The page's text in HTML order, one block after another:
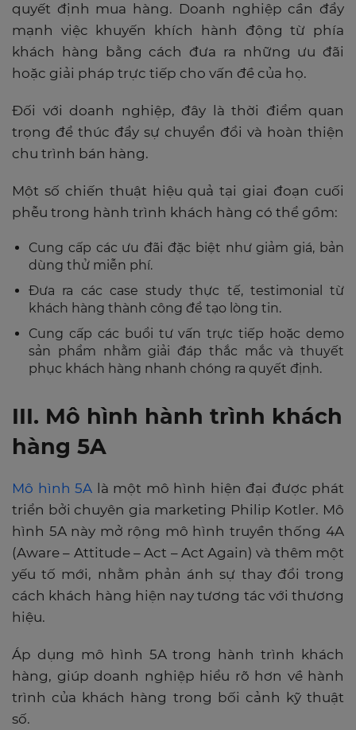
quyết định mua hàng. Doanh nghiệp cần đẩy
mạnh việc khuyến khích hành động từ phía
khách hàng bằng cách đưa ra những ưu đãi
hoặc giải pháp trực tiếp cho vấn đề của họ.
Đối với doanh nghiệp, đây là thời điểm quan
trọng để thúc đẩy sự chuyển đổi và hoàn thiện
chu trình bán hàng.
Một số chiến thuật hiệu quả tại giai đoạn cuối
phễu trong hành trình khách hàng có thể gồm:
Cung cấp các ưu đãi đặc biệt như giảm giá, bản
dùng thử miễn phí.
Đưa ra các case study thực tế, testimonial từ
khách hàng thành công để tạo lòng tin.
Cung cấp các buổi tư vấn trực tiếp hoặc demo
sản phẩm nhằm giải đáp thắc mắc và thuyết
phục khách hàng nhanh chóng ra quyết định.
III. Mô hình hành trình khách
hàng 5A
Mô hình 5A là một mô hình hiện đại được phát
triển bởi chuyên gia marketing Philip Kotler. Mô
hình 5A này mở rộng mô hình truyền thống 4A
(Aware – Attitude – Act – Act Again) và thêm một
yếu tố mới, nhằm phản ánh sự thay đổi trong
cách khách hàng hiện nay tương tác với thương
hiệu.
Áp dụng mô hình 5A trong hành trình khách
hàng, giúp doanh nghiệp hiểu rõ hơn về hành
trình của khách hàng trong bối cảnh kỹ thuật
số.